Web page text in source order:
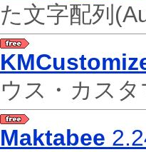
た文字配列
ウス・カス
Maktabee